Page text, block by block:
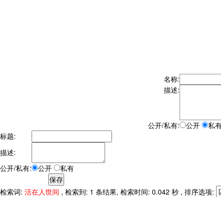
名称:
描述:
公开/私有: 公开
私
标题:
描述:
公开/私有:
公开 私有
检索词: 活在人世间 , 检索到: 1 条结果, 检索时间: 0.042 秒 , 排序选项: